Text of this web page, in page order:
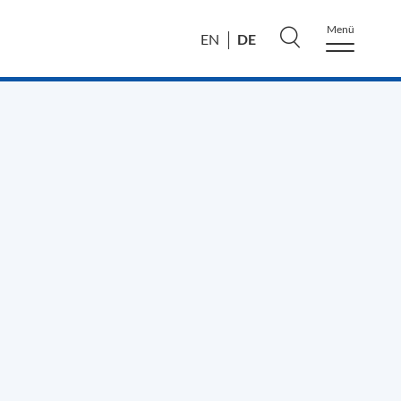
EN DE
Menü